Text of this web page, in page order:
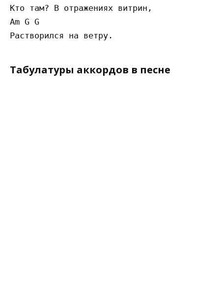
Кто там? В отражениях витрин,
Am G G
Табулатуры аккордов в песне